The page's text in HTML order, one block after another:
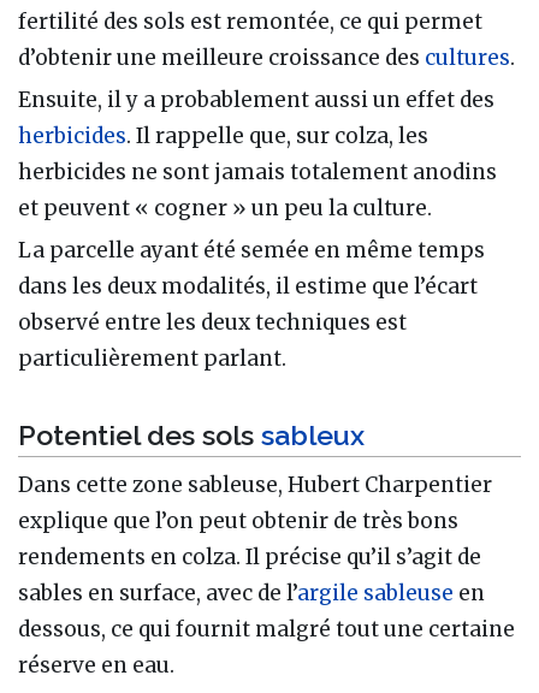
fertilité des sols est remontée, ce qui permet
d’obtenir une meilleure croissance des cultures.
Ensuite, il y a probablement aussi un effet des
herbicides. Il rappelle que, sur colza, les
herbicides ne sont jamais totalement anodins
et peuvent « cogner » un peu la culture.
La parcelle ayant été semée en même temps
dans les deux modalités, il estime que l’écart
observé entre les deux techniques est
particulièrement parlant.
Potentiel des sols sableux
Dans cette zone sableuse, Hubert Charpentier
explique que l’on peut obtenir de très bons
rendements en colza. Il précise qu’il s’agit de
sables en surface, avec de l’argile sableuse en
dessous, ce qui fournit malgré tout une certaine
réserve en eau.